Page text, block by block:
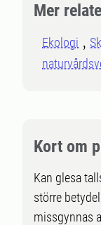
Mer
Ekologi
Kort om
Kan glesa
större
missgynnas